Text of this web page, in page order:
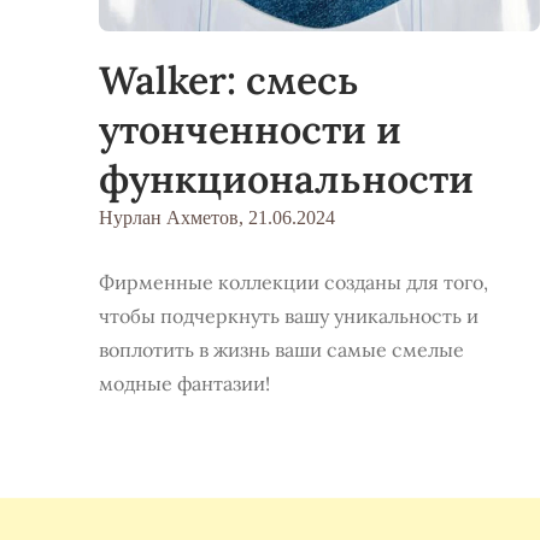
Walker: смесь
утонченности и
функциональности
Нурлан Ахметов, 21.06.2024
Фирменные коллекции созданы для того,
чтобы подчеркнуть вашу уникальность и
воплотить в жизнь ваши самые смелые
модные фантазии!